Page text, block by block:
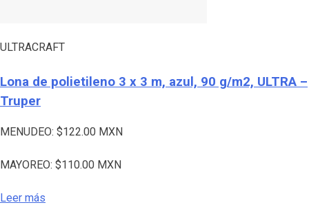
ULTRACRAFT
Lona de polietileno 3 x 3 m, azul, 90 g/m2, ULTRA –
Truper
MENUDEO: $122.00 MXN
MAYOREO: $110.00 MXN
Leer más